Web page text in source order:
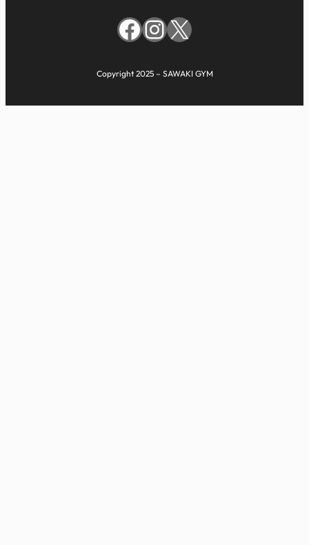
Facebook
Instagram
X
Copyright 2025 – SAWAKI GYM